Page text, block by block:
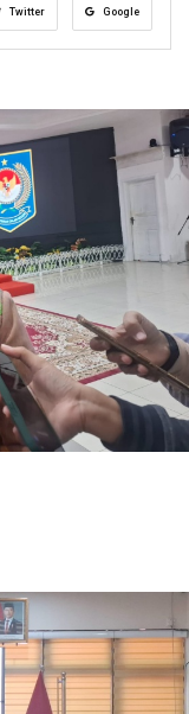
Twitter Google